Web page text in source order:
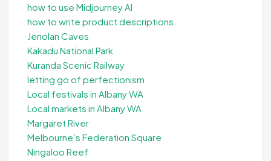
how to use Midjourney AI
how to write product descriptions
Jenolan Caves
Kakadu National Park
Kuranda Scenic Railway
letting go of perfectionism
Local festivals in Albany WA
Local markets in Albany WA
Margaret River
Melbourne’s Federation Square
Ningaloo Reef